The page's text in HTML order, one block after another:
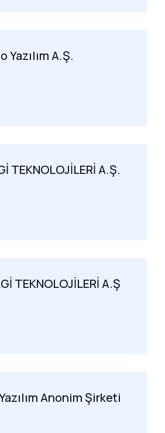
Yazılım A.Ş.
TEKNOLOJİLERİ A.Ş.
TEKNOLOJİLERİ A.Ş
Anonim Şirketi